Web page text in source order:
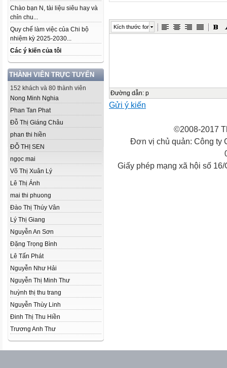
Chào bạn N, tài liệu siêu hay và
chỉn chu...
Quy chế làm việc của Chi bộ
nhiệm kỳ 2025-2030...
Các ý kiến của tôi
THÀNH VIÊN TRỰC TUYẾN
152 khách và 80 thành viên
Nong Minh Nghia
Phan Tan Phat
Đỗ Thị Giáng Châu
phan thi hiền
ĐỖ THỊ SEN
ngọc mai
Võ Thị Xuân Lý
Lê Thị Ánh
mai thi phuong
Đào Thị Thúy Vân
Lý Thị Giang
Nguyễn An Sơn
Đặng Trọng Bình
Lê Tấn Phát
Nguyễn Như Hải
Nguyễn Thị Minh Thư
huỳnh thị thu trang
Nguyễn Thùy Linh
Đinh Thị Thu Hiền
Trương Anh Thư
Kích thước font
Đường dẫn: p
Gửi ý kiến
©2008-2017
Đơn vị chủ quản: Công ty
Giấy phép mạng xã hội số